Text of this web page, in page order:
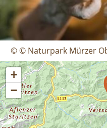
© © Naturpark Mürzer
+
−